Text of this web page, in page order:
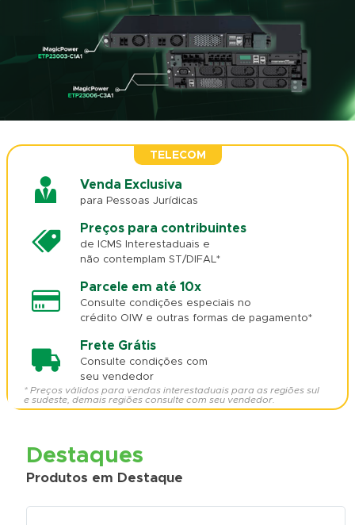
TELECOM
Venda Exclusiva
para Pessoas Jurídicas
Preços para contribuintes
de ICMS Interestaduais e
não contemplam ST/DIFAL*
Parcele em até 10x
Consulte condições especiais no
crédito OIW e outras formas de pagamento*
Frete Grátis
Consulte condições com
seu vendedor
* Preços válidos para vendas interestaduais para as regiões sul
e sudeste, demais regiões consulte com seu vendedor.
Destaques
Produtos em Destaque